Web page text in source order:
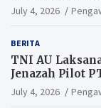
July 4, 2026
BERITA
TNI AU
Jenazah Pilot
July 4, 2026